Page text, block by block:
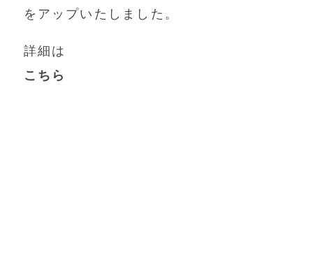
をアップいたしました。
詳細は
こちら